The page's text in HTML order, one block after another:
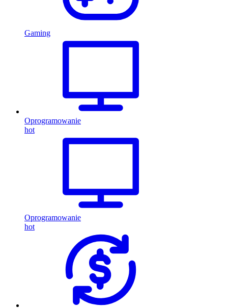
Gaming
Oprogramowanie
hot
Oprogramowanie
hot